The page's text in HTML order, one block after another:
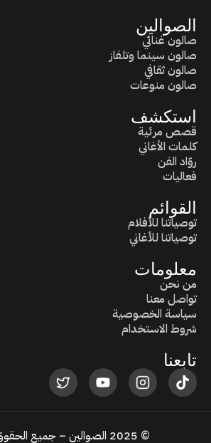
الصوالين
صالون غنائي
صالون سينما وتلفاز
صالون ثقافي
صالون منوعات
استكشف
قصص مرئية
كلمات الأغاني
روّاد الفن
فعاليات
القوائم
توصياتنا للأفلام
توصياتنا للأغاني
معلومات
من نحن
تواصل معنا
سياسة الخصوصية
شروط الاستخدام
تابعنا
© 2025 الصوالين – جميع الحقوق محفوظة